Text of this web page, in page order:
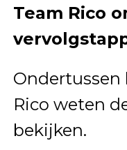
Team Rico
Ondertussen
Rico weten
bekijken.